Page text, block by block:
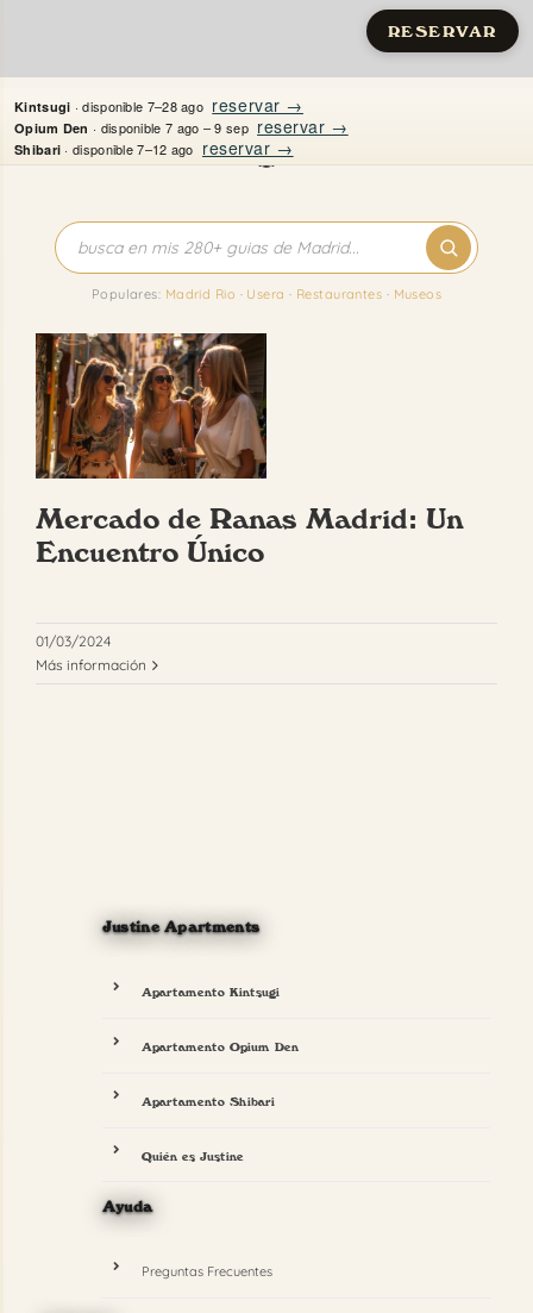
RESERVAR
Kintsugi · disponible 7–28 ago reservar →
Opium Den · disponible 7 ago – 9 sep reservar →
Shibari · disponible 7–12 ago reservar →
al
contenido
Apartamentos
Quién es Justine
Guías
Mi Madrid
Contacto
Populares: Madrid Rio · Usera · Restaurantes · Museos
Mercado de Ranas Madrid: Un
Encuentro Único
01/03/2024
Más información
Justine Apartments
Apartamento Kintsugi
Apartamento Opium Den
Apartamento Shibari
Quién es Justine
Ayuda
Preguntas Frecuentes